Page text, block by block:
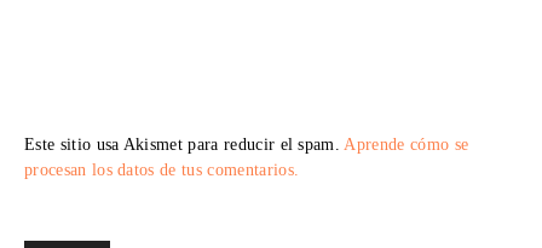
Este sitio usa Akismet para reducir el spam. Aprende cómo se
procesan los datos de tus comentarios.